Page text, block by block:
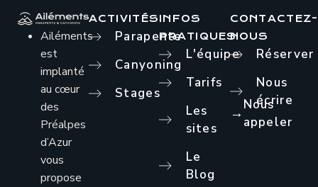
Ailéments
est
implanté
au cœur
des
Préalpes
d’Azur
vous
propose
ACTIVITÉS
Parapente
Canyoning
Stages
INFOS
PRATIQUES
L'équipe
Tarifs
Les
sites
Le
Blog
CONTACTEZ-
NOUS
Réserver
Nous
écrire
→ Nous
appeler